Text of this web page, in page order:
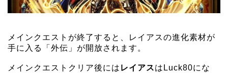
メインクエストが終了すると、レイアスの進化素材が
手に入る「外伝」が開放されます。
メインクエストクリア後には レイアスはLuck80にな